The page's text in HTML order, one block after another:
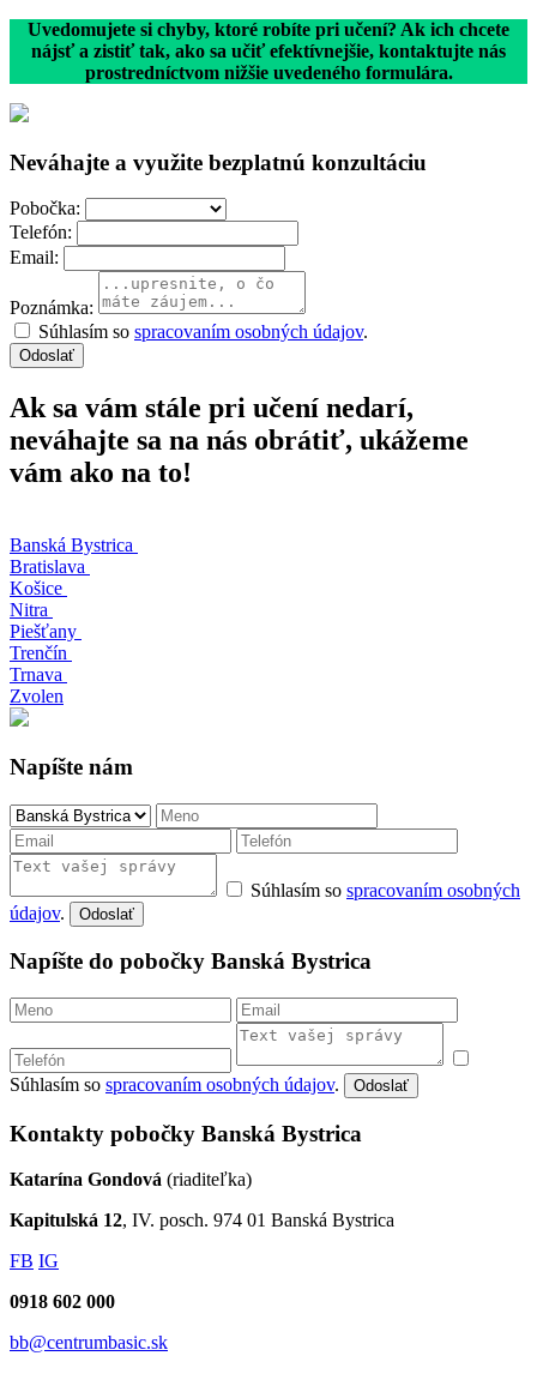
Uvedomujete si chyby, ktoré robíte pri učení? Ak ich chcete
nájsť a zistiť tak, ako sa učiť efektívnejšie, kontaktujte nás
prostredníctvom nižšie uvedeného formulára.
Neváhajte a využite bezplatnú konzultáciu
Pobočka:
Telefón:
Email:
Poznámka:
Súhlasím so spracovaním osobných údajov.
Odoslať
Ak sa vám stále pri učení nedarí,
neváhajte sa na nás obrátiť, ukážeme
vám ako na to!
Banská Bystrica
Bratislava
Košice
Nitra
Piešťany
Trenčín
Trnava
Zvolen
Napíšte nám
Súhlasím so spracovaním osobných
údajov. Odoslať
Napíšte do pobočky Banská Bystrica
Súhlasím so spracovaním osobných údajov. Odoslať
Kontakty pobočky Banská Bystrica
Katarína Gondová (riaditeľka)
Kapitulská 12, IV. posch. 974 01 Banská Bystrica
FB IG
0918 602 000
bb@centrumbasic.sk